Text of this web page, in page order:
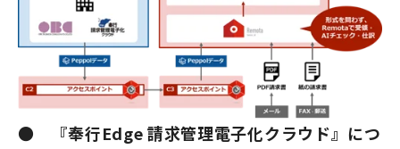
● 『奉行Edge 請求管理電子化クラウド』につ